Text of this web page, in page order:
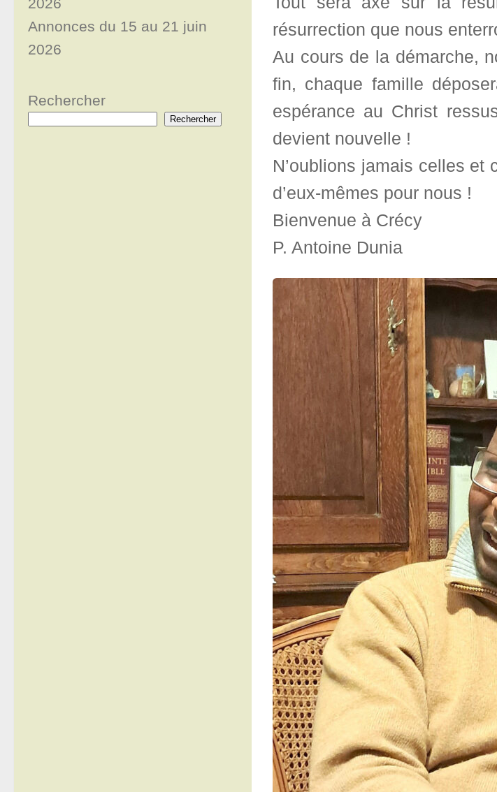
résurrection que nous
Au cours de la démarche,
fin, chaque famille
espérance au Christ
devient nouvelle !
N’oublions jamais celles
d’eux-mêmes pour nous !
Bienvenue à Crécy
P. Antoine Dunia
2026
Annonces du 15 au 21 juin
2026
Rechercher
Rechercher